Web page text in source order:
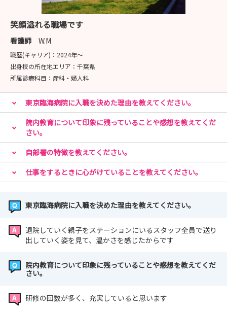
笑顔溢れる職場です
看護師 W.M
職歴(キャリア)： 2024年〜
出身校の所在地エリア： 千葉県
所属診療科目： 産科・婦人科
東京臨海病院に入職を決めた理由を教えてください。
院内教育について印象に残っていることや感想を教えてくだ
さい。
自部署の特徴を教えてください。
仕事をするときに心がけていることを教えてください。
東京臨海病院に入職を決めた理由を教えてください。
退院していく親子をステーションにいるスタッフ全員で送り
出していく姿を見て、温かさを感じたからです
院内教育について印象に残っていることや感想を教えてくだ
さい。
研修の回数が多く、充実していると思います